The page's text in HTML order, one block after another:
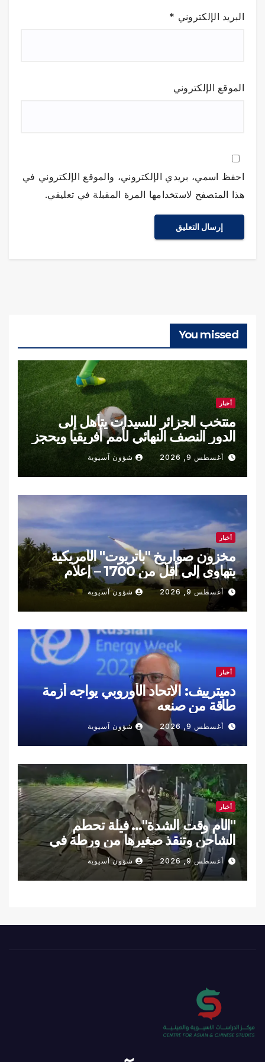
البريد الإلكتروني *
الموقع الإلكتروني
احفظ اسمي، بريدي الإلكتروني، والموقع الإلكتروني في
هذا المتصفح لاستخدامها المرة المقبلة في تعليقي.
You missed
أخبار
منتخب الجزائر للسيدات يتأهل إلى
الدور النصف النهائي لأمم أفريقيا ويحجز
مقعده في مونديال 2027
أغسطس 9, 2026 شؤون آسيوية
أخبار
مخزون صواريخ "باتريوت" الأمريكية
يتهاوى إلى أقل من 1700 – إعلام
أغسطس 9, 2026 شؤون آسيوية
أخبار
دميترييف: الاتحاد الأوروبي يواجه أزمة
طاقة من صنعه
أغسطس 9, 2026 شؤون آسيوية
أخبار
"الأم وقت الشدة"… فيلة تحطم
الشاحن وتنقذ صغيرها من ورطة في
لقطة مذهلة… فيديو
أغسطس 9, 2026 شؤون آسيوية